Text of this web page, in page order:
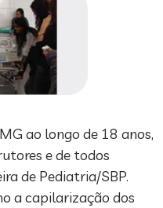
ao longo de 18 anos,
e de todos
de Pediatria/SBP.
a capilarização dos